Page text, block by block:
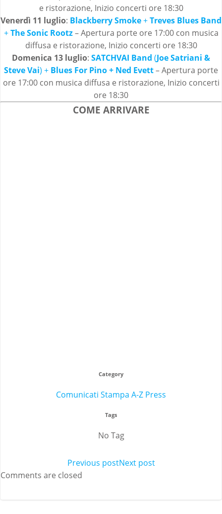
e ristorazione, Inizio concerti ore 18:30
Venerdì 11 luglio: Blackberry Smoke+Treves Blues Band
+The Sonic Rootz– Apertura porte ore 17:00 con musica
diffusa e ristorazione, Inizio concerti ore 18:30
Domenica 13 luglio: SATCHVAI Band (Joe Satriani &
Steve Vai) + Blues For Pino+ Ned Evett– Apertura porte
ore 17:00 con musica diffusa e ristorazione, Inizio concerti
ore 18:30
COME ARRIVARE
Category
Comunicati Stampa A-Z Press
Tags
No Tag
Post
Previous postPost
Next post
Comments are closed